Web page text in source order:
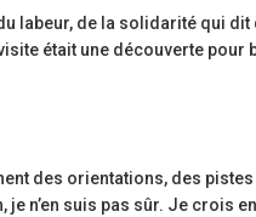
labeur, de la solidarité qui dit
était une découverte pour
des orientations, des pistes
n’en suis pas sûr. Je crois